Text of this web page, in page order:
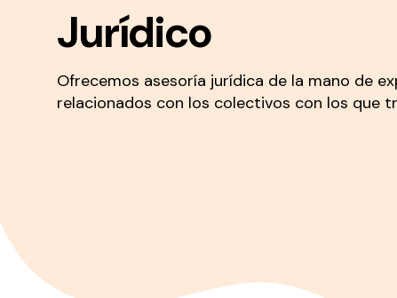
Jurídico
Ofrecemos asesoría jurídica de la mano de
relacionados con los colectivos con los que